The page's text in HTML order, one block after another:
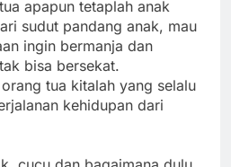
apapun tetaplah anak
sudut pandang anak, mau
ingin bermanja dan
bisa bersekat.
tua kitalah yang selalu
kehidupan dari